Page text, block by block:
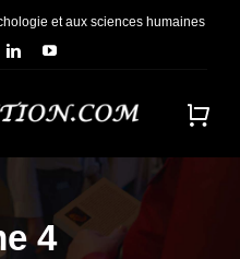
et aux sciences humaines
4